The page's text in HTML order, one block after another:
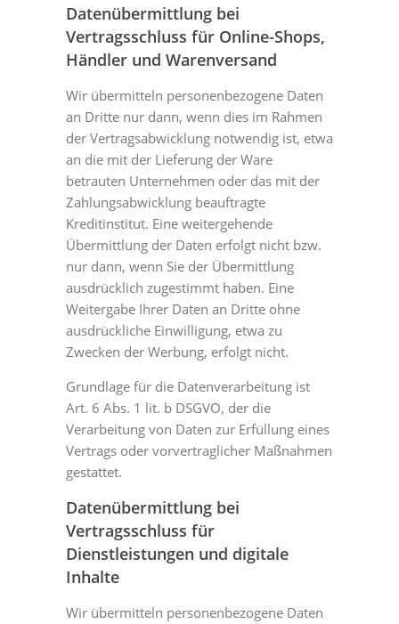
Datenübermittlung bei
Vertragsschluss für Online-Shops,
Händler und Warenversand
Wir übermitteln personenbezogene Daten
an Dritte nur dann, wenn dies im Rahmen
der Vertragsabwicklung notwendig ist, etwa
an die mit der Lieferung der Ware
betrauten Unternehmen oder das mit der
Zahlungsabwicklung beauftragte
Kreditinstitut. Eine weitergehende
Übermittlung der Daten erfolgt nicht bzw.
nur dann, wenn Sie der Übermittlung
ausdrücklich zugestimmt haben. Eine
Weitergabe Ihrer Daten an Dritte ohne
ausdrückliche Einwilligung, etwa zu
Zwecken der Werbung, erfolgt nicht.
Grundlage für die Datenverarbeitung ist
Art. 6 Abs. 1 lit. b DSGVO, der die
Verarbeitung von Daten zur Erfüllung eines
Vertrags oder vorvertraglicher Maßnahmen
gestattet.
Datenübermittlung bei
Vertragsschluss für
Dienstleistungen und digitale
Inhalte
Wir übermitteln personenbezogene Daten